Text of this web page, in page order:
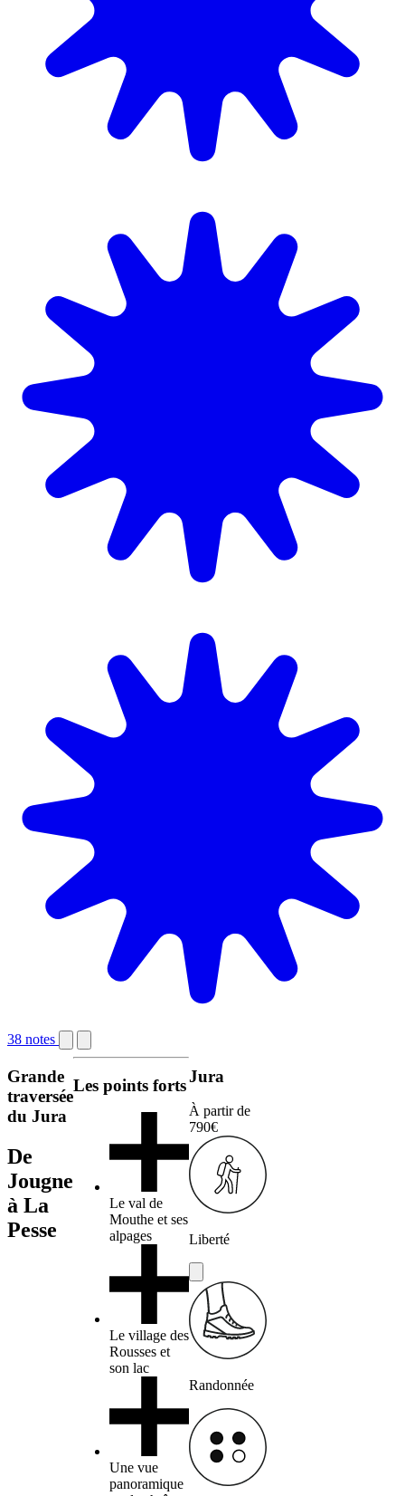
38 notes
Grande
traversée
du Jura
De
Jougne
à La
Pesse
Les points forts
Le val de
Mouthe et ses
alpages
Le village des
Rousses et
son lac
Une vue
panoramique
Jura
À partir de
790€
Liberté
Randonnée